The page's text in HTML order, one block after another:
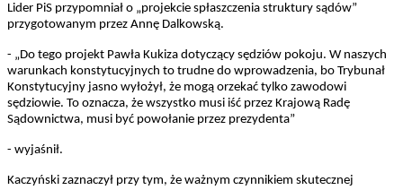
Lider PiS przypomniał o „projekcie spłaszczenia struktury sądów”
przygotowanym przez Annę Dalkowską.
- „Do tego projekt Pawła Kukiza dotyczący sędziów pokoju. W naszych
warunkach konstytucyjnych to trudne do wprowadzenia, bo Trybunał
Konstytucyjny jasno wyłożył, że mogą orzekać tylko zawodowi
sędziowie. To oznacza, że wszystko musi iść przez Krajową Radę
Sądownictwa, musi być powołanie przez prezydenta”
- wyjaśnił.
Kaczyński zaznaczył przy tym, że ważnym czynnikiem skutecznej